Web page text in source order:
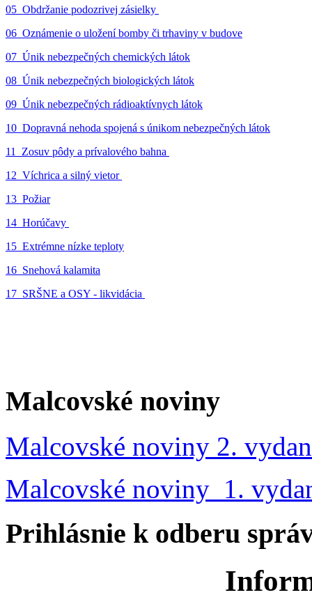
05_Obdržanie podozrivej zásielky
06_Oznámenie o uložení bomby či trhaviny v budove
07_Únik nebezpečných chemických látok
08_Únik nebezpečných biologických látok
09_Únik nebezpečných rádioaktívnych látok
10_Dopravná nehoda spojená s únikom nebezpečných látok
11_Zosuv pôdy a prívalového bahna
12_Víchrica a silný vietor
13_Požiar
14_Horúčavy
15_Extrémne nízke teploty
16_Snehová kalamita
17_SRŠNE a OSY - likvidácia
Malcovské noviny
Malcovské noviny 2.
Malcovské noviny 1.
Prihlásnie k odberu